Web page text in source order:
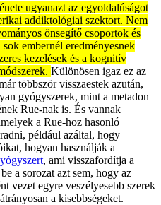
ugyanazt az egyoldalúságot
addiktológiai szektort. Nem
önsegítő csoportok és
embernél eredményesnek
kezelések és a kognitív
Különösen igaz ez az
többször visszaestek azután,
gyógyszerek, mint a metadon
Rue-nak is. És vannak
a Rue-hoz hasonló
például azáltal, hogy
hogyan használják a
, ami visszafordítja a
a sorozat azt sem, hogy az
vezet egyre veszélyesebb szerek
a kisebbségeket.